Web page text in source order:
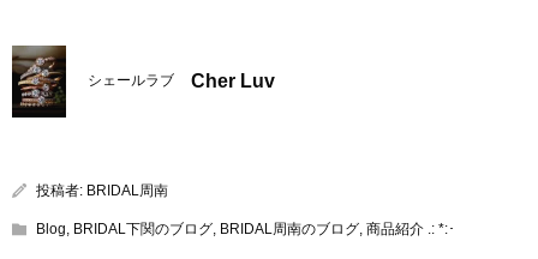
シェールラブ Cher Luv
投稿者: BRIDAL周南
Blog BRIDAL下関のブログ BRIDAL周南のブログ 商品紹介 .: *:･